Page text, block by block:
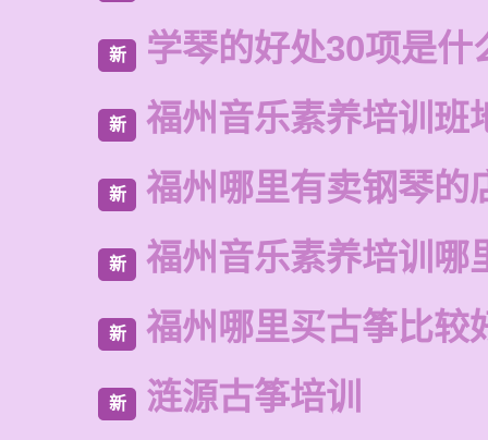
新 学琴的好处30项是什
新 福州音乐素养培训班
新 福州哪里有卖钢琴的
新 福州音乐素养培训哪
新 福州哪里买古筝比较
新 涟源古筝培训